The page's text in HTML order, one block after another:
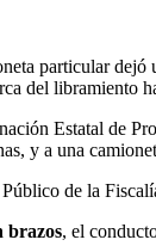
particular dejó
del libramiento
Estatal de
y a una
de la
brazos, el